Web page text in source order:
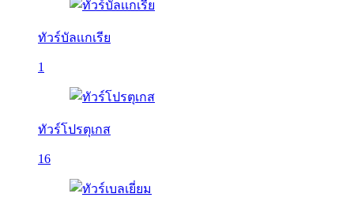
ทัวร์บัลเเกเรีย
1
ทัวร์โปรตุเกส
16